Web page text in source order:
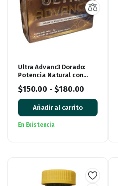
Ultra Advanc3 Dorado:
Potencia Natural con
$150.00 -$180.00
Añadir al carrito
En Existencia